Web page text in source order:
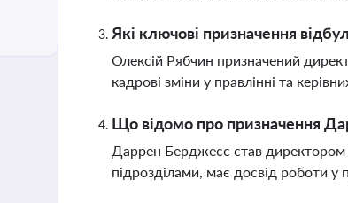
Які ключові призначення
Олексій Рябчин призначений
кадрові зміни у правлінні та
Що відомо про призначення
Даррен Берджесс став директором
підрозділами, має досвід роботи у